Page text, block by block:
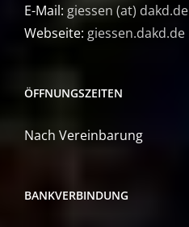
E-Mail: giessen (at) dakd.de
Webseite: giessen.dakd.de
ÖFFNUNGSZEITEN
Nach Vereinbarung
BANKVERBINDUNG